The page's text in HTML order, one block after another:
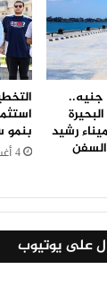
مليون جنيه..
رشيد
بنمو
4 أغسطس، 2026
على يوتيوب